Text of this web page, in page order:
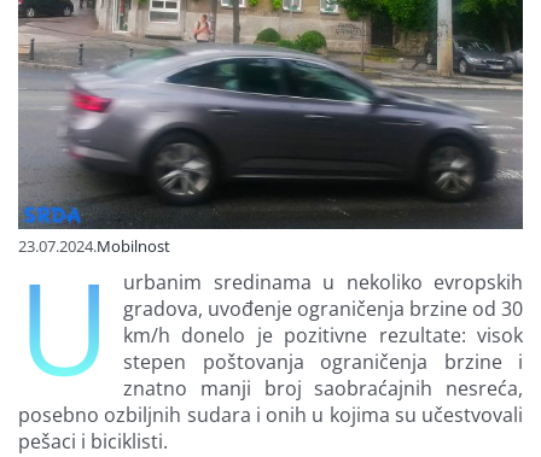
Finansiranje
O nama
23.07.2024.Mobilnost
U
urbanim sredinama u nekoliko evropskih
gradova, uvođenje ograničenja brzine od 30
km/h donelo je pozitivne rezultate: visok
stepen poštovanja ograničenja brzine i
znatno manji broj saobraćajnih nesreća,
posebno ozbiljnih sudara i onih u kojima su učestvovali
pešaci i biciklisti.